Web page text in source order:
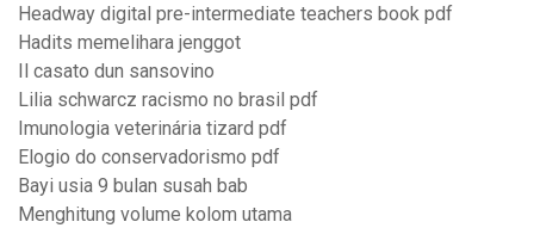
Headway digital pre-intermediate teachers book pdf
Hadits memelihara jenggot
Il casato dun sansovino
Lilia schwarcz racismo no brasil pdf
Imunologia veterinária tizard pdf
Elogio do conservadorismo pdf
Bayi usia 9 bulan susah bab
Menghitung volume kolom utama